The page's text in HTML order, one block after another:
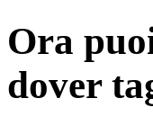
Ora
dover